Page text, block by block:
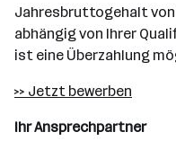
Jahresbruttogehalt von
abhängig von Ihrer
ist eine Überzahlung
>> Jetzt bewerben
Ihr Ansprechpartner